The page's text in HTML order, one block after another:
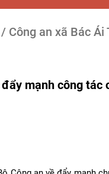
/ Công an xã Bác
mạnh công